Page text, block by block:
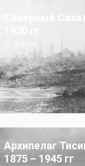
Северный
Архипелаг
1875 – 1945 гг